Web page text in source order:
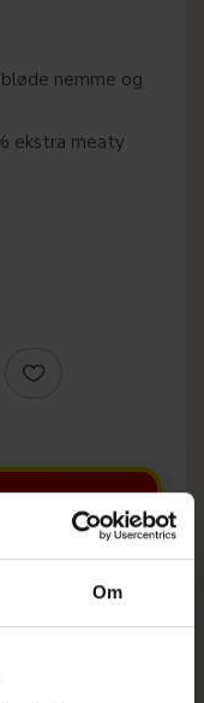
Om
nemme og
ekstra meaty